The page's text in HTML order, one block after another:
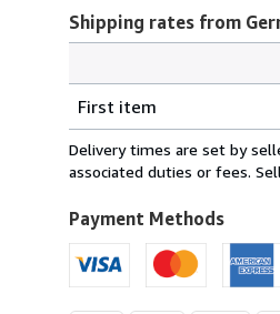
Shipping rates from
rates
from
Germany
U.S.A.
First item
Delivery times are set by
associated duties or fees.
Payment Methods